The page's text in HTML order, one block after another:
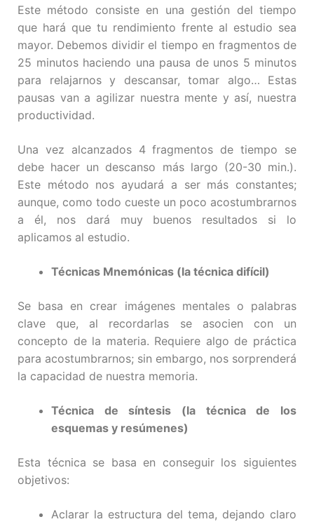
Este método consiste en una gestión del tiempo
que hará que tu rendimiento frente al estudio sea
mayor. Debemos dividir el tiempo en fragmentos de
25 minutos haciendo una pausa de unos 5 minutos
para relajarnos y descansar, tomar algo… Estas
pausas van a agilizar nuestra mente y así, nuestra
productividad.
Una vez alcanzados 4 fragmentos de tiempo se
debe hacer un descanso más largo (20-30 min.).
Este método nos ayudará a ser más constantes;
aunque, como todo cueste un poco acostumbrarnos
a él, nos dará muy buenos resultados si lo
aplicamos al estudio.
Técnicas Mnemónicas (la técnica difícil)
Se basa en crear imágenes mentales o palabras
clave que, al recordarlas se asocien con un
concepto de la materia. Requiere algo de práctica
para acostumbrarnos; sin embargo, nos sorprenderá
la capacidad de nuestra memoria.
Técnica de síntesis (la técnica de los
esquemas y resúmenes)
Esta técnica se basa en conseguir los siguientes
objetivos:
Aclarar la estructura del tema, dejando claro